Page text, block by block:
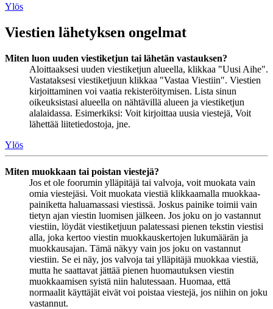
Ylös
Viestien lähetyksen ongelmat
Miten luon uuden viestiketjun tai lähetän vastauksen?
Aloittaaksesi uuden viestiketjun alueella, klikkaa "Uusi Aihe".
Vastataksesi viestiketjuun klikkaa "Vastaa Viestiin". Viestien
kirjoittaminen voi vaatia rekisteröitymisen. Lista sinun
oikeuksistasi alueella on nähtävillä alueen ja viestiketjun
alalaidassa. Esimerkiksi: Voit kirjoittaa uusia viestejä, Voit
lähettää liitetiedostoja, jne.
Ylös
Miten muokkaan tai poistan viestejä?
Jos et ole foorumin ylläpitäjä tai valvoja, voit muokata vain
omia viestejäsi. Voit muokata viestiä klikkaamalla muokkaa-
painiketta haluamassasi viestissä. Joskus painike toimii vain
tietyn ajan viestin luomisen jälkeen. Jos joku on jo vastannut
viestiin, löydät viestiketjuun palatessasi pienen tekstin viestisi
alla, joka kertoo viestin muokkauskertojen lukumäärän ja
muokkausajan. Tämä näkyy vain jos joku on vastannut
viestiin. Se ei näy, jos valvoja tai ylläpitäjä muokkaa viestiä,
mutta he saattavat jättää pienen huomautuksen viestin
muokkaamisen syistä niin halutessaan. Huomaa, että
normaalit käyttäjät eivät voi poistaa viestejä, jos niihin on joku
vastannut.